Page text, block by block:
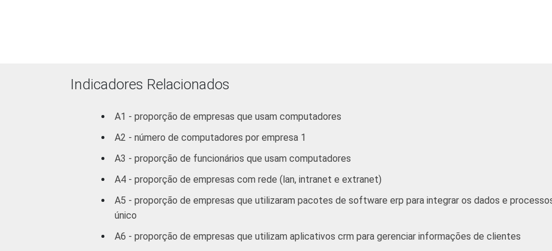
G, H, I, K e a seção O sem os grupos 90 e 91. Respostas referentes a outubro de 2007.
Não sabe / Não respondeu
Limpeza Urbana e Esgoto e Atividades Relacionadas e 91 - Atividades Associativas).
Veja a tabela deerros estatísticos aproximadospara cada variável este indicador.
Fonte: NIC.br - out/nov 2007
Indicadores Relacionados
A1 - proporção de empresas que usam computadores
A2 - número de computadores por empresa 1
A3 - proporção de funcionários que usam computadores
A4 - proporção de empresas com rede (lan, intranet e extranet)
A5 - proporção de empresas que utilizaram pacotes de software erp para integrar os dados e
único
A6 - proporção de empresas que utilizam aplicativos crm para gerenciar informações de clientes